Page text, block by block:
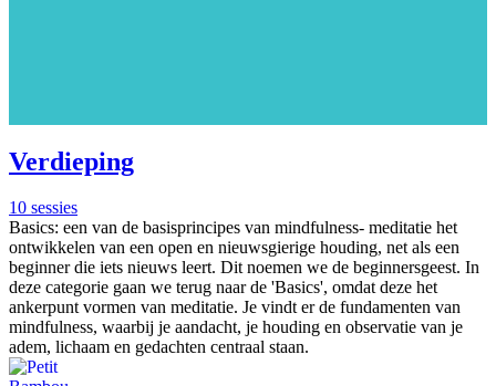
Verdieping
10 sessies
Basics: een van de basisprincipes van mindfulness- meditatie het
ontwikkelen van een open en nieuwsgierige houding, net als een
beginner die iets nieuws leert. Dit noemen we de beginnersgeest. In
deze categorie gaan we terug naar de 'Basics', omdat deze het
ankerpunt vormen van meditatie. Je vindt er de fundamenten van
mindfulness, waarbij je aandacht, je houding en observatie van je
adem, lichaam en gedachten centraal staan.